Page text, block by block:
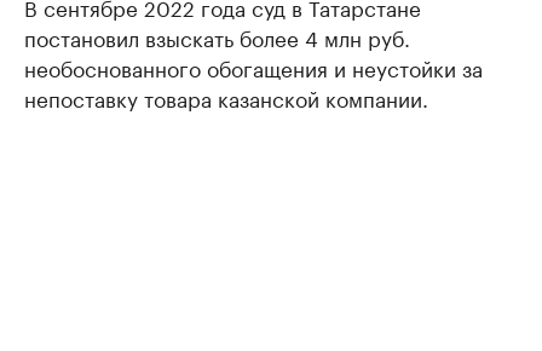
В сентябре 2022 года суд в Татарстане
постановил взыскать более 4 млн руб.
необоснованного обогащения и неустойки за
непоставку товара казанской компании.